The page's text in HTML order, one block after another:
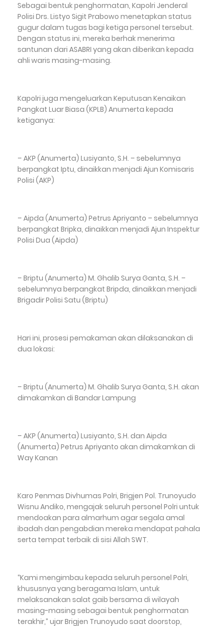
Sebagai bentuk penghormatan, Kapolri Jenderal
Polisi Drs. Listyo Sigit Prabowo menetapkan status
gugur dalam tugas bagi ketiga personel tersebut.
Dengan status ini, mereka berhak menerima
santunan dari ASABRI yang akan diberikan kepada
ahli waris masing-masing.
Kapolri juga mengeluarkan Keputusan Kenaikan
Pangkat Luar Biasa (KPLB) Anumerta kepada
ketiganya:
– AKP (Anumerta) Lusiyanto, S.H. – sebelumnya
berpangkat Iptu, dinaikkan menjadi Ajun Komisaris
Polisi (AKP)
– Aipda (Anumerta) Petrus Apriyanto – sebelumnya
berpangkat Bripka, dinaikkan menjadi Ajun Inspektur
Polisi Dua (Aipda)
– Briptu (Anumerta) M. Ghalib Surya Ganta, S.H. –
sebelumnya berpangkat Bripda, dinaikkan menjadi
Brigadir Polisi Satu (Briptu)
Hari ini, prosesi pemakaman akan dilaksanakan di
dua lokasi:
– Briptu (Anumerta) M. Ghalib Surya Ganta, S.H. akan
dimakamkan di Bandar Lampung
– AKP (Anumerta) Lusiyanto, S.H. dan Aipda
(Anumerta) Petrus Apriyanto akan dimakamkan di
Way Kanan
Karo Penmas Divhumas Polri, Brigjen Pol. Trunoyudo
Wisnu Andiko, mengajak seluruh personel Polri untuk
mendoakan para almarhum agar segala amal
ibadah dan pengabdian mereka mendapat pahala
serta tempat terbaik di sisi Allah SWT.
“Kami mengimbau kepada seluruh personel Polri,
khususnya yang beragama Islam, untuk
melaksanakan salat gaib bersama di wilayah
masing-masing sebagai bentuk penghormatan
terakhir,” ujar Brigjen Trunoyudo saat doorstop,